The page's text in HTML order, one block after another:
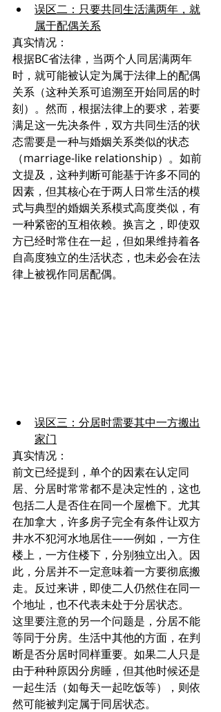
误区二：只要共同生活满两年，就
属于配偶关系
真实情况：
根据BC省法律，当两个人同居满两年
时，就可能被认定为属于法律上的配偶
关系（这种关系可追溯至开始同居的时
刻）。然而，根据法律上的要求，若要
满足这一先决条件，双方共同生活的状
态需要是一种与婚姻关系类似的状态
（marriage-like relationship）。如前
文提及，这种判断可能基于许多不同的
因素，但其核心在于两人日常生活的模
式与典型的婚姻关系模式高度类似，有
一种紧密的互相依赖。换言之，即使双
方已经时常住在一起，但如果维持着各
自高度独立的生活状态，也未必会在法
律上被视作同居配偶。
误区三：分居时需要其中一方搬出
家门
真实情况：
前文已经提到，单个的因素在认定同
居、分居时常常都不是决定性的，这也
包括二人是否住在同一个屋檐下。尤其
在加拿大，许多房子完全有条件让双方
井水不犯河水地居住——例如，一方住
楼上，一方住楼下，分别独立出入。因
此，分居并不一定意味着一方要彻底搬
走。反过来讲，即使二人仍然住在同一
个地址，也不代表未处于分居状态。
这里要注意的另一个问题是，分居不能
等同于分房。生活中其他的方面，在判
断是否分居时同样重要。如果二人只是
由于种种原因分房睡，但其他时候还是
一起生活（如每天一起吃饭等），则依
然可能被判定属于同居状态。